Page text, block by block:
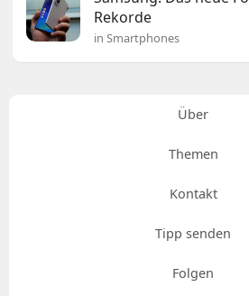
Rekorde
in Smartphones
Über
Themen
Kontakt
Tipp senden
Folgen